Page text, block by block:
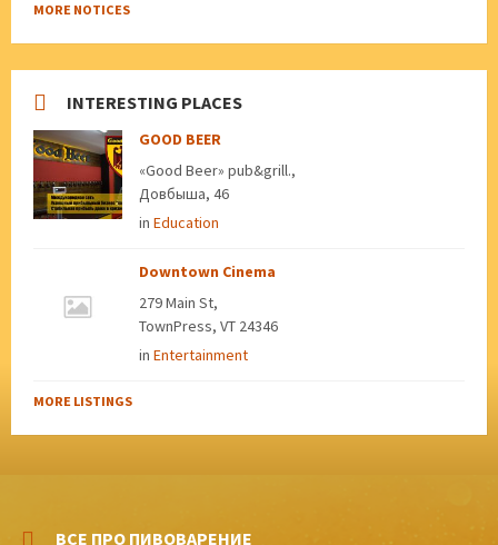
MORE NOTICES
INTERESTING PLACES
GOOD BEER
«Good Beer» pub&grill.,
Довбыша, 46
in Education
Downtown Cinema
279 Main St,
TownPress, VT 24346
in Entertainment
MORE LISTINGS
ВСЕ ПРО ПИВОВАРЕНИЕ